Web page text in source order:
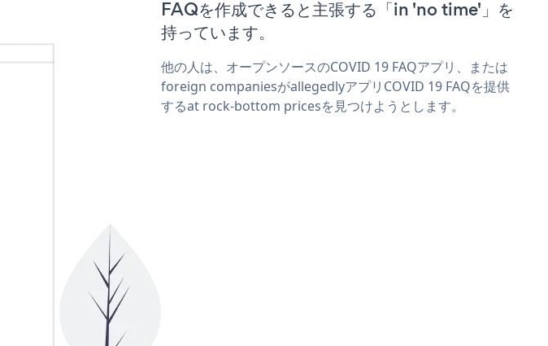
FAQを作成できると主張する「in 'no time'」を
持っています。
他の人は、オープンソースのCOVID 19 FAQアプリ、または
foreign companiesがallegedlyアプリCOVID 19 FAQを提供
するat rock-bottom pricesを見つけようとします。